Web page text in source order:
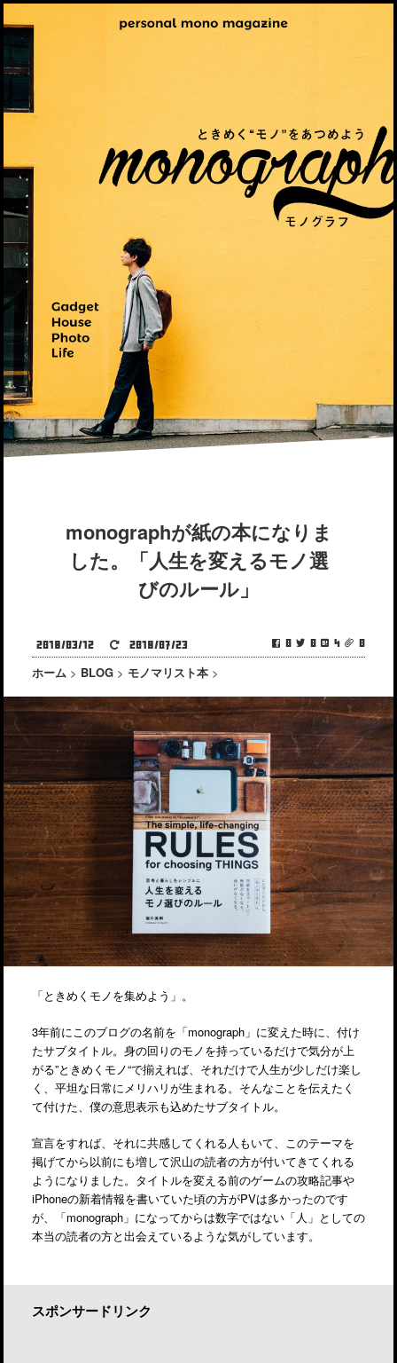
monographが紙の本になりま
した。「人生を変えるモノ選
びのルール」
0 0 4 0
2018/03/12 2018/07/23
ホーム > BLOG > モノマリスト本 >
「ときめくモノを集めよう」。
3年前にこのブログの名前を「monograph」に変えた時に、付け
たサブタイトル。身の回りのモノを持っているだけで気分が上
がる”ときめくモノ“で揃えれば、それだけで人生が少しだけ楽し
く、平坦な日常にメリハリが生まれる。そんなことを伝えたく
て付けた、僕の意思表示も込めたサブタイトル。
宣言をすれば、それに共感してくれる人もいて、このテーマを
掲げてから以前にも増して沢山の読者の方が付いてきてくれる
ようになりました。タイトルを変える前のゲームの攻略記事や
iPhoneの新着情報を書いていた頃の方がPVは多かったのです
が、「monograph」になってからは数字ではない「人」としての
本当の読者の方と出会えているような気がしています。
スポンサードリンク